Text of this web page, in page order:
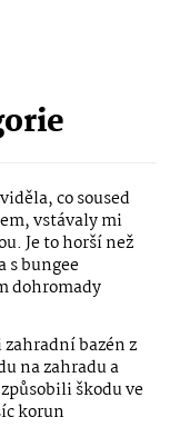
co soused
vstávaly mi
Je to horší než
s bungee
dohromady
bazén z
na zahradu a
škodu ve
korun